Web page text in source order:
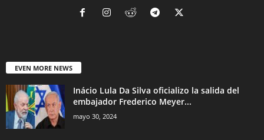
EVEN MORE NEWS
Inácio Lula Da Silva oficializo la salida del
embajador Frederico Meyer...
mayo 30, 2024